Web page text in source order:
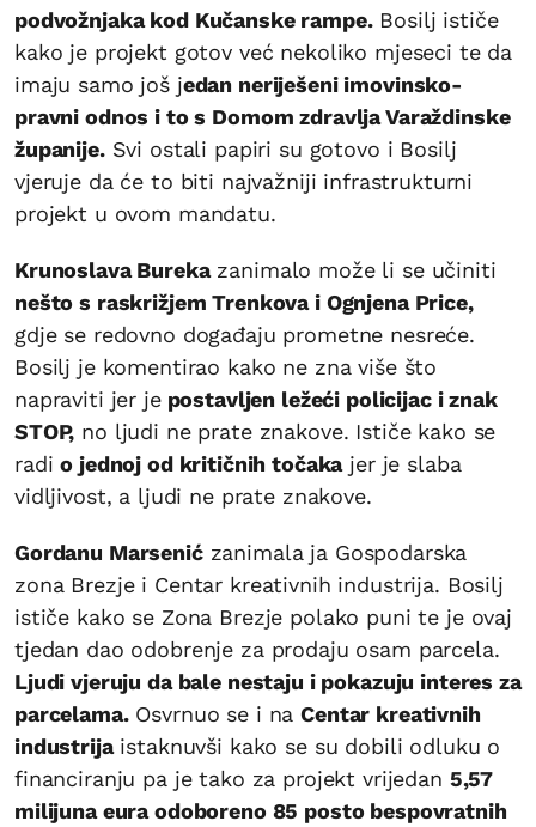
podvožnjaka kod Kučanske rampe.Bosilj ističe
kako je projekt gotov već nekoliko mjeseci te da
imaju samo još jedan neriješeni imovinsko-
pravni odnos i to s Domom zdravlja Varaždinske
županije.Svi ostali papiri su gotovo i Bosilj
vjeruje da će to biti najvažniji infrastrukturni
projekt u ovom mandatu.
Krunoslava Burekazanimalo može li se učiniti
nešto s raskrižjem Trenkova i Ognjena Price,
gdje se redovno događaju prometne nesreće.
Bosilj je komentirao kako ne zna više što
napraviti jer jepostavljen ležeći policijac i znak
STOP, no ljudi ne prate znakove. Ističe kako se
radio jednoj od kritičnih točakajer je slaba
vidljivost, a ljudi ne prate znakove.
Gordanu Marsenićzanimala ja Gospodarska
zona Brezje i Centar kreativnih industrija. Bosilj
ističe kako se Zona Brezje polako puni te je ovaj
tjedan dao odobrenje za prodaju osam parcela.
Ljudi vjeruju da bale nestaju i pokazuju interes za
parcelama.Osvrnuo se i naCentar kreativnih
industrijaistaknuvši kako se su dobili odluku o
financiranju pa je tako za projekt vrijedan 5,57
milijuna eura odoboreno 85 posto bespovratnih